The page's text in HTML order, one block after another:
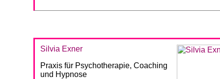
Silvia Exner
Praxis für Psychotherapie, Coaching
und Hypnose